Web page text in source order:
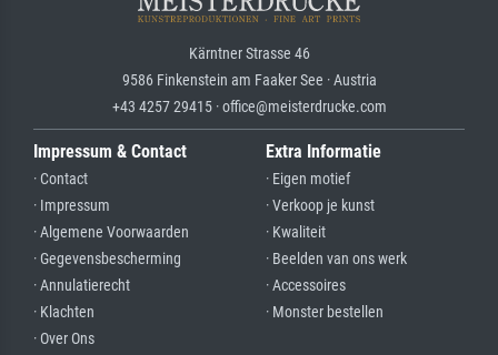
Kärntner Strasse 46
9586 Finkenstein am Faaker See · Austria
+43 4257 29415 · office@meisterdrucke.com
Impressum & Contact
· Contact
· Impressum
· Algemene Voorwaarden
· Gegevensbescherming
· Annulatierecht
· Klachten
· Over Ons
Extra Informatie
· Eigen motief
· Verkoop je kunst
· Kwaliteit
· Beelden van ons werk
· Accessoires
· Monster bestellen